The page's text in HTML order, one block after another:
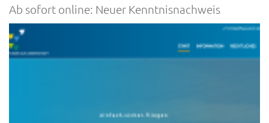
Ab sofort online: Neuer Kenntnisnachweis